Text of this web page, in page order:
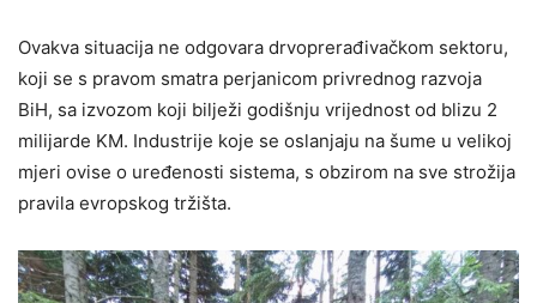
Ovakva situacija ne odgovara drvoprerađivačkom sektoru,
koji se s pravom smatra perjanicom privrednog razvoja
BiH, sa izvozom koji bilježi godišnju vrijednost od blizu 2
milijarde KM. Industrije koje se oslanjaju na šume u velikoj
mjeri ovise o uređenosti sistema, s obzirom na sve strožija
pravila evropskog tržišta.